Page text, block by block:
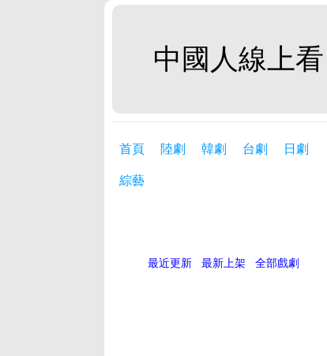
中國人線上看
首頁 陸劇 韓劇 台劇 日劇
綜藝
最近更新 最新上架 全部戲劇